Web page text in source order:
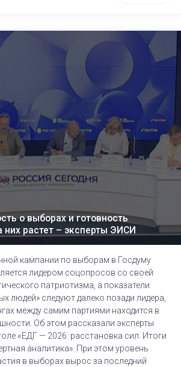
о выборах и готовность
них растет – эксперты ЭИСИ
кампании по выборам в Госдуму
лидером соцопросов со своей
патриотизма, а показатели
людей» следуют далеко позади лидера,
между самим партиями находится в
Об этом рассказали эксперты
«ЕДГ — 2026: расстановка сил. Итоги
аналитика». При этом уровень
в выборах вырос за последний